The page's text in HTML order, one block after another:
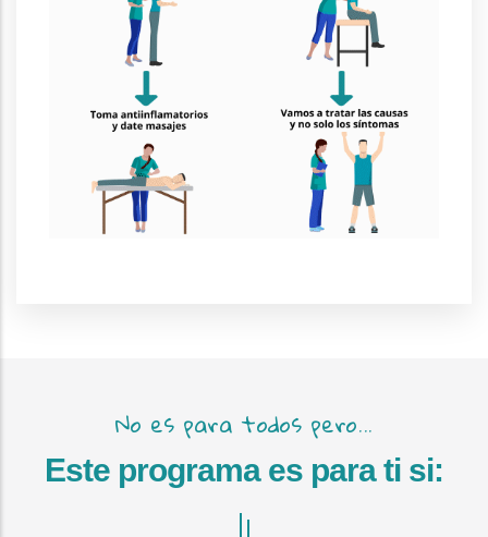
No es para todos pero...
Este programa es para ti si: